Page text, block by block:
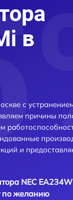
в
с
причины
и
NEC
по желанию